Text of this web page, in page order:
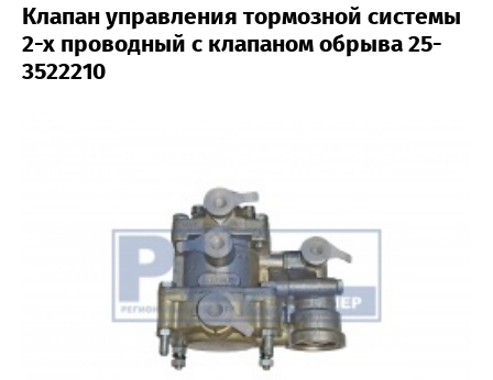
Клапан управления тормозной системы
2-х проводный с клапаном обрыва 25-
3522210